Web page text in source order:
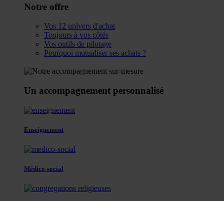
Notre offre
Vos 12 univers d'achat
Toujours à vos côtés
Vos outils de pilotage
Pourquoi mutualiser ses achats ?
Un accompagnement personnalisé
Enseignement
Médico-social